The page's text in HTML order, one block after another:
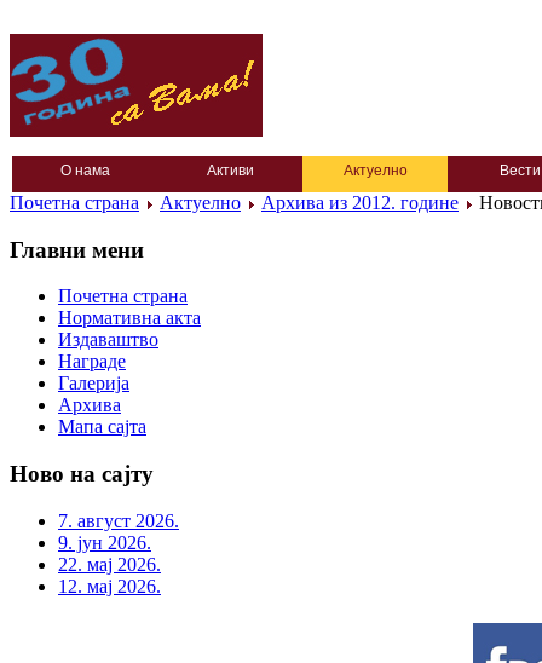
О нама Активи Актуелно Вести
Почетна страна Актуелно Архива из 2012. године
Главни мени
Почетна страна
Нормативна акта
Издаваштво
Награде
Галерија
Архива
Мапа сајта
Ново на сајту
7. август 2026.
9. јун 2026.
22. мај 2026.
12. мај 2026.